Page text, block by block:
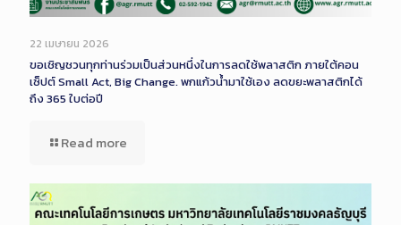
22 เมษายน 2026
ขอเชิญชวนทุกท่านร่วมเป็นส่วนหนึ่งในการลดใช้พลาสติก ภายใต้คอน
เซ็ปต์ Small Act, Big Change. พกแก้วน้ำมาใช้เอง ลดขยะพลาสติกได้
ถึง 365 ใบต่อปี
Read more